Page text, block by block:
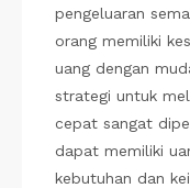
pengeluaran
orang memiliki
uang dengan
strategi untuk
cepat sangat
dapat memiliki
kebutuhan dan